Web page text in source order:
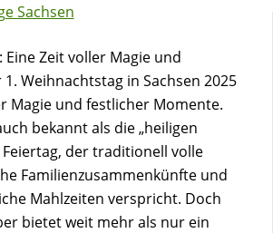
Sachsen
Zeit voller Magie und
Weihnachtstag in Sachsen 2025
Magie und festlicher Momente.
bekannt als die „heiligen
Feiertag, der traditionell volle
Familienzusammenkünfte und
Mahlzeiten verspricht. Doch
bietet weit mehr als nur ein